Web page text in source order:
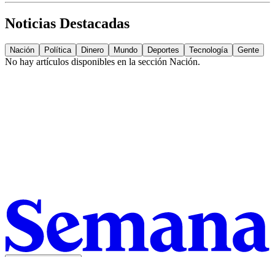
Noticias Destacadas
Nación Política Dinero Mundo Deportes Tecnología Gente
No hay artículos disponibles en la sección Nación.